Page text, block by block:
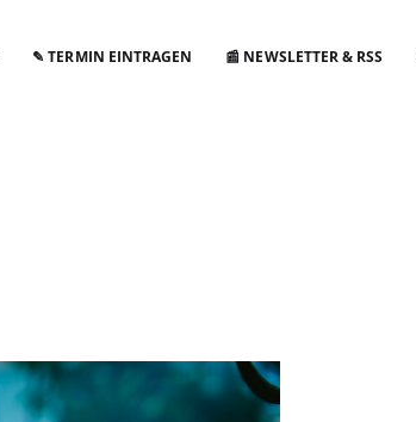
✎ TERMIN EINTRAGEN 📰 NEWSLETTER & RSS